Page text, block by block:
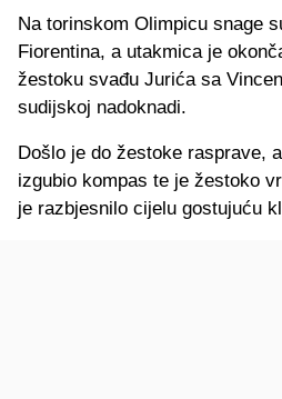
Na torinskom Olimpicu snage
Fiorentina, a utakmica je
žestoku svađu Jurića sa
sudijskoj nadoknadi.
Došlo je do žestoke rasprave,
izgubio kompas te je žestoko
je razbjesnilo cijelu gostujuću